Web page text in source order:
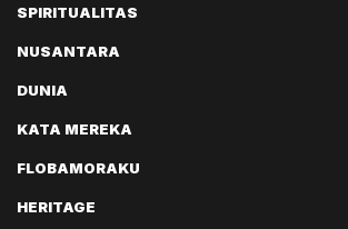
SPIRITUALITAS
NUSANTARA
DUNIA
KATA MEREKA
FLOBAMORAKU
HERITAGE